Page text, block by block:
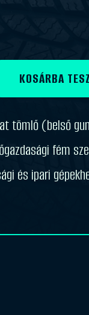
KOSÁRBA
tömlő (belső
fém
és ipari